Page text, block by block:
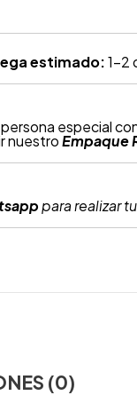
estimado:1-2
especial
nuestroEmpaque
para realizar
(0)